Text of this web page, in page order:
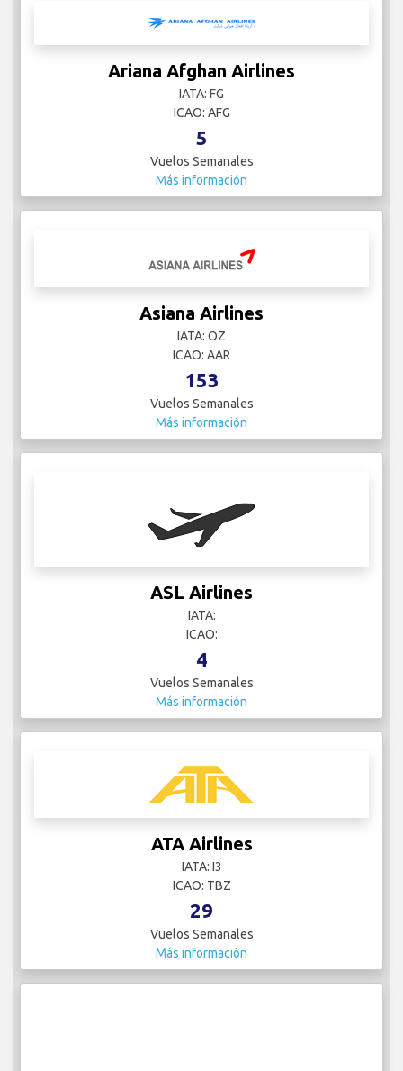
Ariana Afghan Airlines
IATA: FG
ICAO: AFG
5
Vuelos Semanales
Más información
Asiana Airlines
IATA: OZ
ICAO: AAR
153
Vuelos Semanales
Más información
ASL Airlines
IATA:
ICAO:
4
Vuelos Semanales
Más información
ATA Airlines
IATA: I3
ICAO: TBZ
29
Vuelos Semanales
Más información